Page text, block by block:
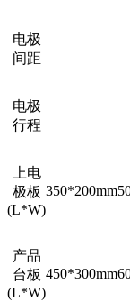
电极
间距
电极
行程
上电
极板
(L*W)
350*200mm
产品
台板
(L*W)
450*300mm